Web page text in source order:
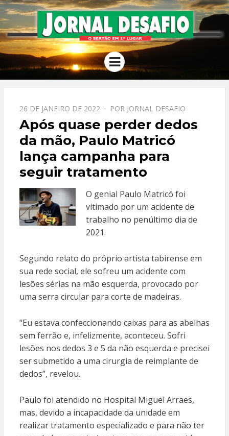
JORNAL
DESAFIO
O Sertão em 1º Lugar
Menu
PPOSTADO
EM
26 DE JANEIRO DE 2022 POR JORNAL DESAFIO
Após quase perder dedos
da mão, Paulo Matricó
lança campanha para
seguir tratamento
O genial Paulo Matricó foi
vitimado por um acidente de
trabalho no penúltimo dia de
2021.
Segundo relato do próprio artista tabirense em
sua rede social, ele sofreu um acidente com
lesões sérias na mão esquerda, provocado por
uma serra circular para corte de madeiras.
“Eu estava confeccionando caixas para as abelhas
sem ferrão e, infelizmente, aconteceu. Sofri
lesões nos dedos 3 e 5 da não esquerda e precisei
ser submetido a uma cirurgia de reimplante de
dedos”, revelou.
Paulo foi atendido no Hospital Miguel Arraes,
mas, devido a incapacidade da unidade em
realizar tratamento especializado e para não ter